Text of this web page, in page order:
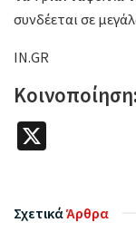
συνδέεται σε
IN.GR
Κοινοποίηση:
ΣχετικάΆρθρα